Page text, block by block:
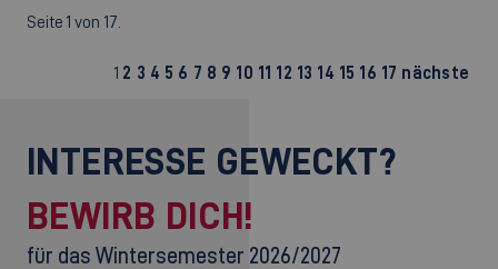
Seite 1 von 17.
1 2 3 4 5 6 7 8 9 10 11 12 13 14 15 16 17 nächste
INTERESSE GEWECKT?
BEWIRB DICH!
für das Wintersemester 2026/2027